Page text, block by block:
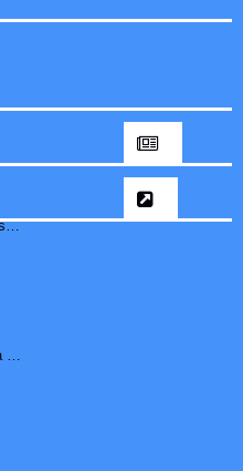
Pix passa a ser aceito em comércios de oito países e amplia opções de pagamento para brasileiros no exterior
Prefeitura de Ilhéus inicia Campanha de Multivacinação 2026